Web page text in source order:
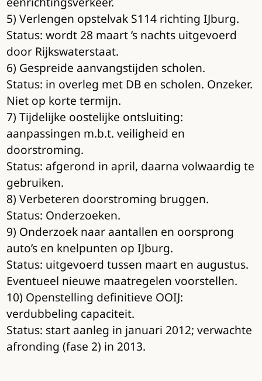
5) Verlengen opstelvak S114 richting IJburg.
Status: wordt 28 maart ’s nachts uitgevoerd
door Rijkswaterstaat.
6) Gespreide aanvangstijden scholen.
Status: in overleg met DB en scholen. Onzeker.
Niet op korte termijn.
7) Tijdelijke oostelijke ontsluiting:
aanpassingen m.b.t. veiligheid en
doorstroming.
Status: afgerond in april, daarna volwaardig te
gebruiken.
8) Verbeteren doorstroming bruggen.
Status: Onderzoeken.
9) Onderzoek naar aantallen en oorsprong
auto’s en knelpunten op IJburg.
Status: uitgevoerd tussen maart en augustus.
Eventueel nieuwe maatregelen voorstellen.
10) Openstelling definitieve OOIJ:
verdubbeling capaciteit.
Status: start aanleg in januari 2012; verwachte
afronding (fase 2) in 2013.